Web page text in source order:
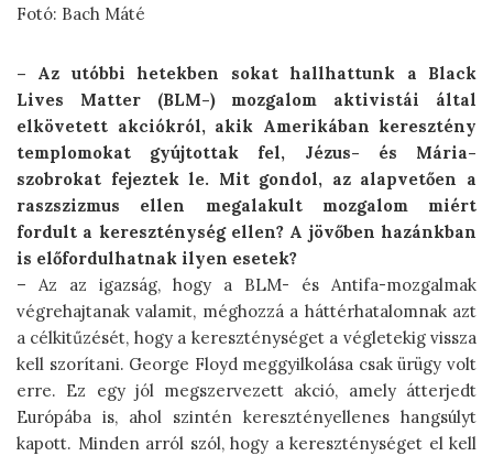
Fotó: Bach Máté
– Az utóbbi hetekben sokat hallhattunk a Black
Lives Matter (BLM-) mozgalom aktivistái által
elkövetett akciókról, akik Amerikában keresztény
templomokat gyújtottak fel, Jézus- és Mária-
szobrokat fejeztek le. Mit gondol, az alapvetően a
rasz­szizmus ellen megalakult mozgalom miért
fordult a kereszténység ellen? A jövőben hazánkban
is előfordulhatnak ilyen esetek?
– Az az igazság, hogy a BLM- és Antifa-mozgalmak
végrehajtanak valamit, méghozzá a háttérhatalomnak azt
a célkitűzését, hogy a kereszténységet a végletekig vissza
kell szorítani. George Floyd meggyilkolása csak ürügy volt
erre. Ez egy jól megszervezett akció, amely átterjedt
Európába is, ahol szintén keresztényellenes hangsúlyt
kapott. Minden arról szól, hogy a kereszténységet el kell